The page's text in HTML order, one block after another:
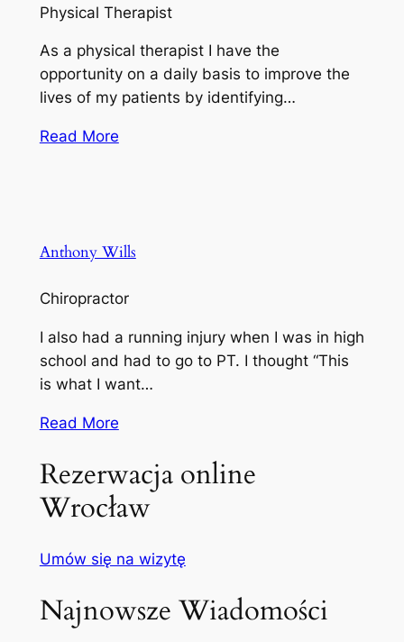
Physical Therapist
As a physical therapist I have the
opportunity on a daily basis to improve the
lives of my patients by identifying…
Read More
Anthony Wills
Chiropractor
I also had a running injury when I was in high
school and had to go to PT. I thought “This
is what I want…
Read More
Rezerwacja online
Wrocław
Umów się na wizytę
Najnowsze Wiadomości